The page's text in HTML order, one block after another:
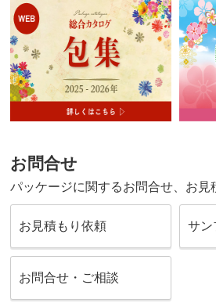
お問合せ
パッケージに関するお問合せ、お見
お見積もり依頼 サン
お問合せ・ご相談